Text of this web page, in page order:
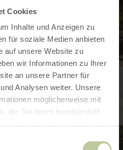
Cookies
Inhalte und Anzeigen zu
für soziale Medien anbieten
auf unsere Website zu
wir Informationen zu Ihrer
an unsere Partner für
Analysen weiter. Unsere
möglicherweise mit
die Sie ihnen bereitgestellt